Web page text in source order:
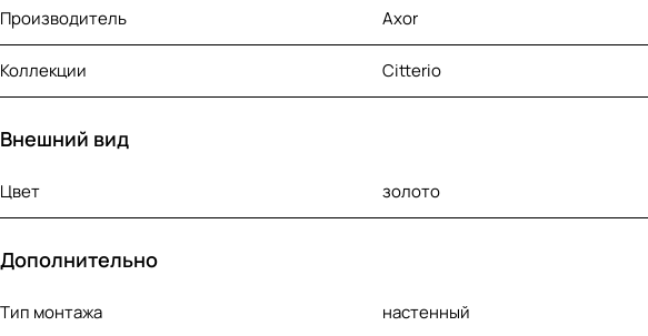
Производитель Axor
Коллекции Citterio
Внешний вид
Цвет золото
Дополнительно
Тип монтажа настенный